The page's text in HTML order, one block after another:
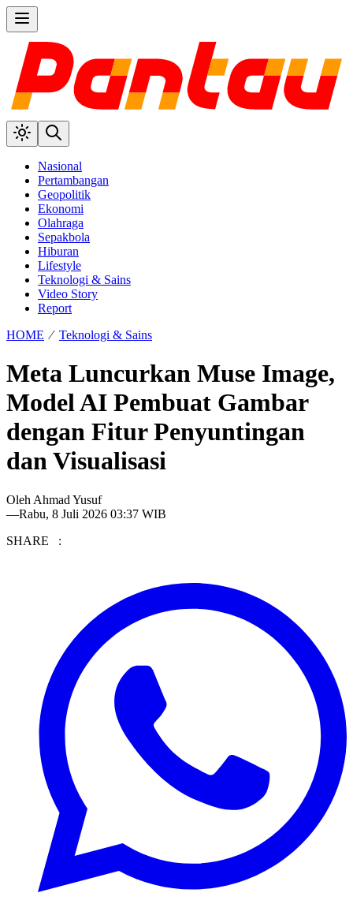
Nasional
Pertambangan
Geopolitik
Ekonomi
Olahraga
Sepakbola
Hiburan
Lifestyle
Teknologi & Sains
Video Story
Report
HOME ⁄ Teknologi & Sains
Meta Luncurkan Muse Image,
Model AI Pembuat Gambar
dengan Fitur Penyuntingan
dan Visualisasi
Oleh Ahmad Yusuf
—Rabu, 8 Juli 2026 03:37 WIB
SHARE :